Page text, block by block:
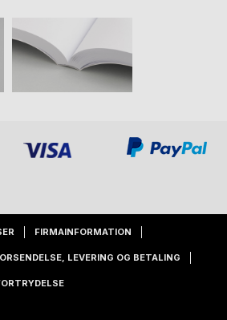
FIRMAINFORMATION
LEVERING OG BETALING